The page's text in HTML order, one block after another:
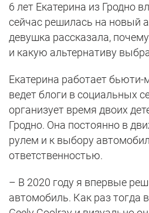
6 лет Екатерина из Гродно
сейчас решилась на новый
девушка рассказала,
и какую альтернативу
Екатерина работает бьюти-
ведет блоги в социальных
организует время двоих
Гродно. Она постоянно в
рулем и к выбору
ответственностью.
– В 2020 году я впервые
автомобиль. Как раз тогда